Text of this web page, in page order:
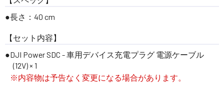
長さ：40 cm
【セット内容】
DJI Power SDC - 車用デバイス充電プラグ 電源ケーブル
(12V) × 1
※内容物は予告なく変更になる場合があります。